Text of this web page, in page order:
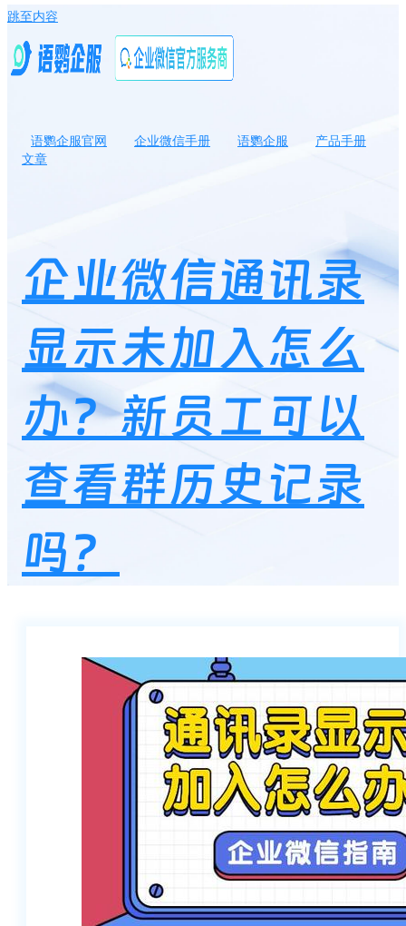
跳至内容
语鹦企服官网 企业微信手册 语鹦企服
产品手册
文章
企业微信通讯录
显示未加入怎么
办？新员工可以
查看群历史记录
吗？